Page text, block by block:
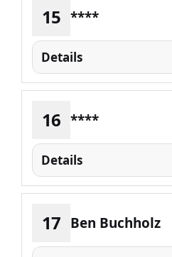
15 ****
Details
16 ****
Details
17 Ben Buchholz